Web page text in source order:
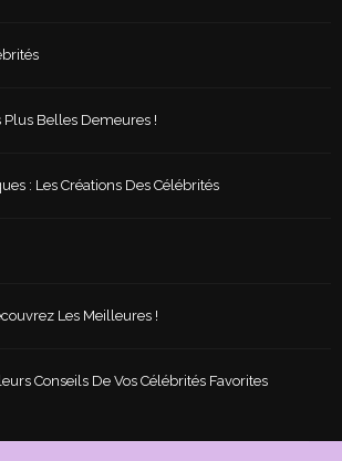
Plus Belles Demeures !
: Les Créations Des Célébrités
Les Meilleures !
Conseils De Vos Célébrités Favorites